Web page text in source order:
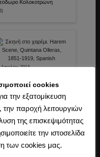
Κολοκοτρώνη
Απριλίου 2013
cookies
την εξατομίκευση
την παροχή λειτουργιών
της επισκεψιμότητας
την ιστοσελίδα
των cookies μας.